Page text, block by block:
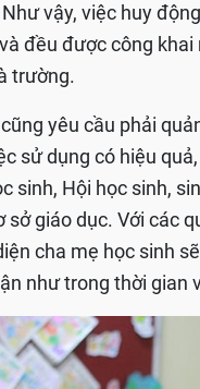
vậy, việc huy
đều được công
trường.
yêu cầu phải
sử dụng có hiệu
sinh, Hội học sinh,
sở giáo dục. Với các
cha mẹ học sinh
như trong thời gian